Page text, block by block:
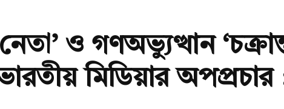
ও গণঅভ্যুত্থান
মিডিয়ার অপপ্রচার